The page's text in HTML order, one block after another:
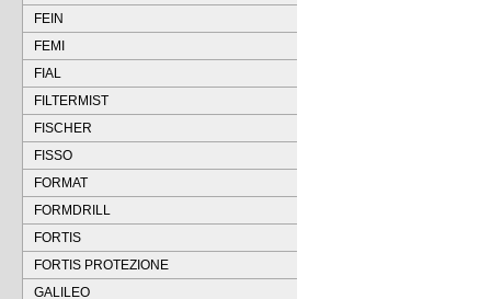
FEIN
FEMI
FIAL
FILTERMIST
FISCHER
FISSO
FORMAT
FORMDRILL
FORTIS
FORTIS PROTEZIONE
GALILEO